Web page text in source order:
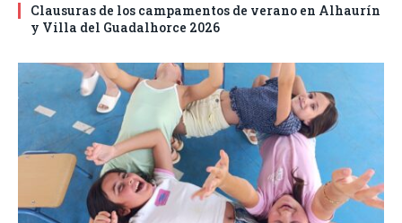
Clausuras de los campamentos de verano en Alhaurín
y Villa del Guadalhorce 2026